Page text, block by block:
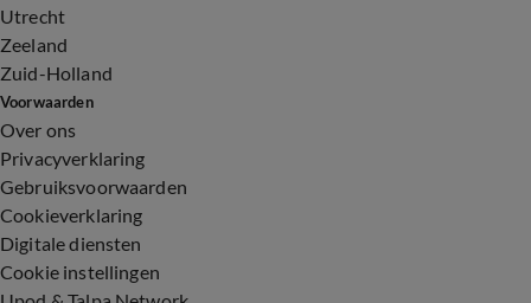
Utrecht
Zeeland
Zuid-Holland
Voorwaarden
Over ons
Privacyverklaring
Gebruiksvoorwaarden
Cookieverklaring
Digitale diensten
Cookie instellingen